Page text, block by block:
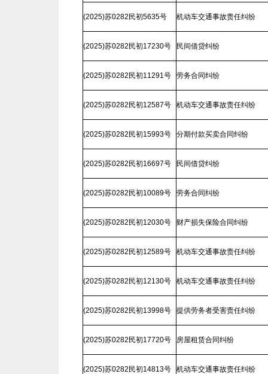
(2025)苏0282民初5635号 机动车交通事故责任纠纷
(2025)苏0282民初17230号 民间借贷纠纷
(2025)苏0282民初11291号 劳务合同纠纷
(2025)苏0282民初12587号 机动车交通事故责任纠纷
(2025)苏0282民初15993号 分期付款买卖合同纠纷
(2025)苏0282民初16697号 民间借贷纠纷
(2025)苏0282民初10089号 劳务合同纠纷
(2025)苏0282民初12030号 财产损失保险合同纠纷
(2025)苏0282民初12589号 机动车交通事故责任纠纷
(2025)苏0282民初12130号 机动车交通事故责任纠纷
(2025)苏0282民初13998号 提供劳务者受害责任纠纷
(2025)苏0282民初17720号 房屋租赁合同纠纷
(2025)苏0282民初14813号 机动车交通事故责任纠纷